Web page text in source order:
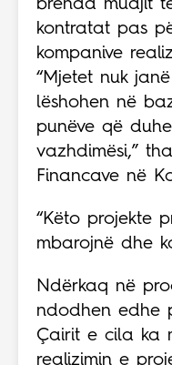
brenda muajit
kontratat pas
kompanive
“Mjetet nuk
lëshohen në
punëve që
vazhdimësi,”
Financave në
“Këto projekte
mbarojnë dhe
Ndërkaq në
ndodhen edhe
Çairit e cila ka
realizimin e